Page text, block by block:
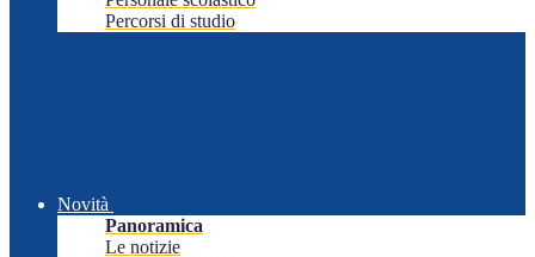
Percorsi di studio
Novità
Panoramica
Le notizie